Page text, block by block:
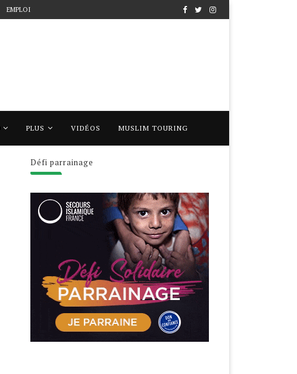
EMPLOI
PLUS VIDÉOS MUSLIM TOURING
Défi parrainage